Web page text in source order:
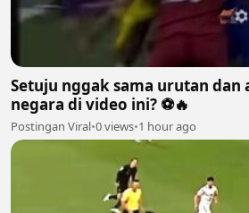
Setuju nggak sama urutan dan
negara di video ini? ⚽🔥
Postingan Viral•0 views•1 hour ago